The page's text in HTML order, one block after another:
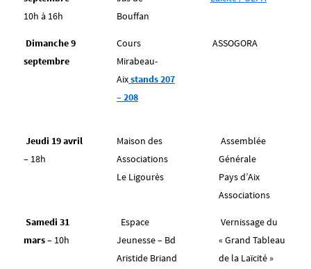
10h à 16h
Bouffan
Dimanche 9
septembre
Cours
Mirabeau-
Aixstands 207
– 208
ASSOGORA
Jeudi 19 avril
– 18h
Maison des
Associations
Le Ligourès
Assemblée
Générale
Pays d’Aix
Associations
Samedi 31
mars – 10h
Espace
Jeunesse – Bd
Aristide Briand
Vernissage du
« Grand Tableau
de la Laïcité »